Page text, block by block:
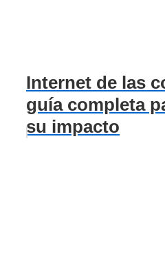
Internet de las
guía completa
su impacto